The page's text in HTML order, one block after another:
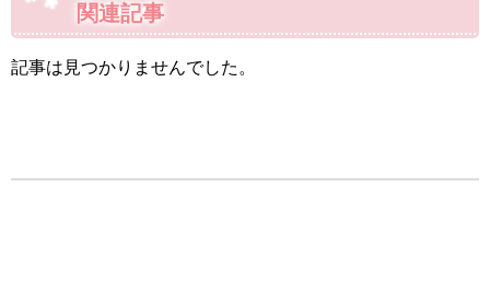
関連記事
記事は見つかりませんでした。